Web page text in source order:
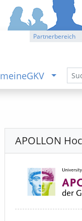
Partnerbereich
meineGKV
APOLLON